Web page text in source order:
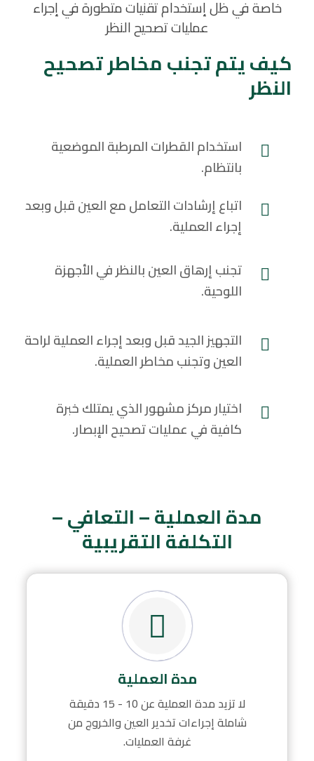
خاصة في ظل إستخدام تقنيات متطورة في إجراء
عمليات تصحيح النظر
كيف يتم تجنب مخاطر تصحيح
النظر
استخدام القطرات المرطبة الموضعية
بانتظام.
اتباع إرشادات التعامل مع العين قبل وبعد
إجراء العملية.
تجنب إرهاق العين بالنظر في الأجهزة
اللوحية.
التجهيز الجيد قبل وبعد إجراء العملية لراحة
العين وتجنب مخاطر العملية.
اختيار مركز مشهور الذي يمتلك خبرة
كافية في عمليات تصحيح الإبصار.
مدة العملية – التعافي –
التكلفة التقريبية
مدة العملية
لا تزيد مدة العملية عن 10 - 15 دقيقة
شاملة إجراءات تخدير العين والخروج من
غرفة العمليات.